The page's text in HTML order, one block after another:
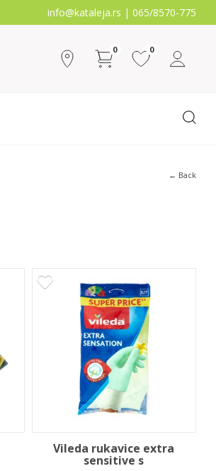
info@kataleja.rs | 065/8570-775
0 0
← Back
Vileda rukavice extra
sensitive s